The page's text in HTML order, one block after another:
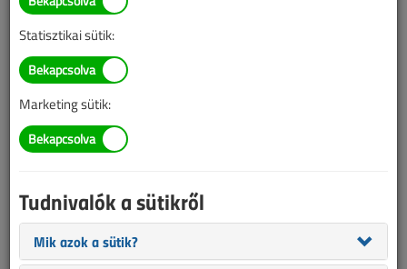
A megjelenések éves ütemezése a
VL 2021
ELŐFIZETŐKNEK ELŐFIZETŐKNEK
Statisztikai sütik:
Marketing sütik:
Tudnivalók a sütikről
Mik azok a sütik?